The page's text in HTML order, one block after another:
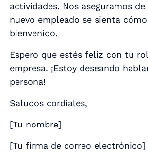
actividades. Nos aseguramos de
nuevo empleado se sienta
bienvenido.
Espero que estés feliz con tu
empresa. ¡Estoy deseando
persona!
Saludos cordiales,
[Tu nombre]
[Tu firma de correo electrónico]